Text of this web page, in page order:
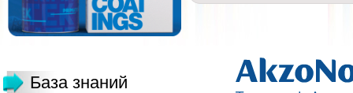
База знаний